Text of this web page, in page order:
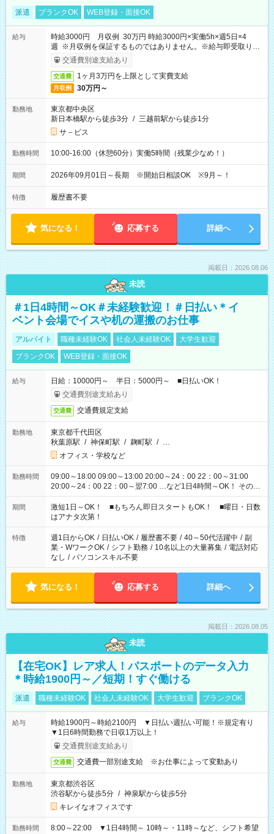
派遣 ブランクOK WEB登録・面接OK
給与
時給3000円 月収例 30万円 時給3000円×実働5h×週5日×4
週 ※月収例を保証するものではありません。※給与即受取りサ
ービス利用可（利用条件有）
交通費別途支給あり
交通費 1ヶ月3万円を上限として実費支給
月収例 30万円～
勤務地
東京都中央区
新日本橋駅から徒歩3分 / 三越前駅から徒歩1分
サ－ビス
勤務時間 10:00-16:00（休憩60分）実働5時間（残業少なめ！）
期間 2026年09月01日～長期 ※開始日相談OK ※9月～！
特徴 履歴書不要
気になる！ 応募する 詳細へ
掲載日：2026.08.06
未読
＃1日4時間～OK＃未経験歓迎！＃日払い＊イ
ベント会場でイスや机の運搬のお仕事
アルバイト 職種未経験OK 社会人未経験OK
大学生歓迎
ブランクOK
WEB登録・面接OK
給与
日給：10000円～ 半日：5000円～ ■日払いOK！
交通費別途支給あり
交通費 交通費規定支給
勤務地
東京都千代田区
秋葉原駅 / 神保町駅 / 麹町駅 / …
オフィス・学校など
勤務時間
09:00～18:00 09:00～13:00 20:00～24：00 22：00～31:00
20:00～24：00 22：00～翌7:00 …など1日4時間～OK！ その他
シフトもございます！ お気軽にご相談ください！
期間
激短1日～OK！ ■もちろん即日スタートもOK！ ■曜日・日数
はアナタ次第！
特徴 週1日からOK / 日払いOK / 履歴書不要 / 40～50代活躍中 / 副
業・WワークOK / シフト勤務 / 10名以上の大量募集 / 電話対応
なし / パソコンスキル不要
気になる！ 応募する 詳細へ
掲載日：2026.08.05
未読
【在宅OK】レア求人！パスポートのデータ入力
＊時給1900円～／短期！すぐ働ける
派遣 職種未経験OK 社会人未経験OK 大学生歓迎 ブランクOK
給与
時給1900円～時給2100円 ▼日払い週払い可能！※規定有り
▼1日6時間勤務で日収1万以上！
交通費別途支給あり
交通費 交通費一部別途支給 ※お仕事によって変動あり
勤務地
東京都渋谷区
渋谷駅から徒歩5分 / 神泉駅から徒歩5分
キレイなオフィスです
勤務時間
8:00～22:00 ▼1日4時間～ 10時～・11時～など、シフト希望